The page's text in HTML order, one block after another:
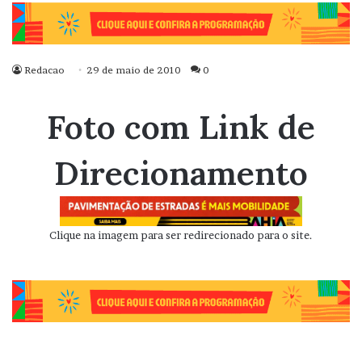
Redacao 29 de maio de 2010 0
Foto com Link de
Direcionamento
Clique na imagem para ser redirecionado para o site.